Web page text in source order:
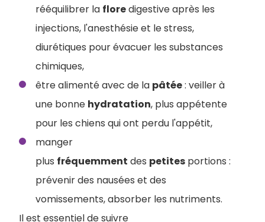
rééquilibrer la floredigestive après les
injections, l'anesthésie et le stress,
diurétiques pour évacuer les substances
chimiques,
être alimenté avec de la pâtée: veiller à
une bonne hydratation, plus appétente
pour les chiens qui ont perdu l'appétit,
manger
plus fréquemment des petites portions :
prévenir des nausées et des
vomissements, absorber les nutriments.
Il est essentiel de suivre